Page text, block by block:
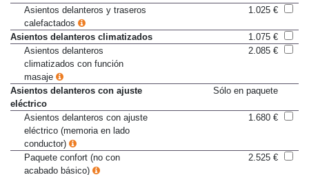
Asientos delanteros calefactados
510 €
Asientos delanteros y traseros
calefactados
Asientos delanteros climatizados
1.075 €
Asientos delanteros
climatizados con función
masaje
Asientos delanteros con ajuste
eléctrico
Asientos delanteros con ajuste
eléctrico (memoria en lado
conductor)
Paquete confort (no con